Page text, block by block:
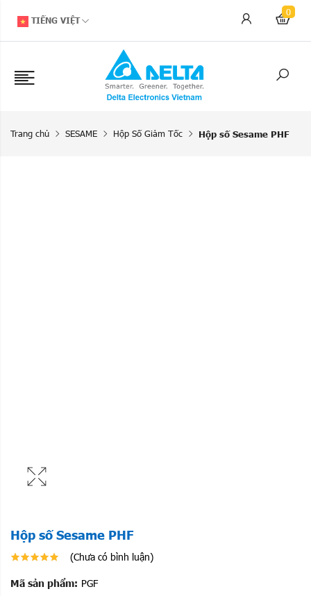
TIẾNG VIỆT
0
Trang chủ SESAME Hộp Số Giảm Tốc Hộp số Sesame PHF
Hộp số Sesame PHF
(Chưa có bình luận)
Mã sản phẩm: PGF